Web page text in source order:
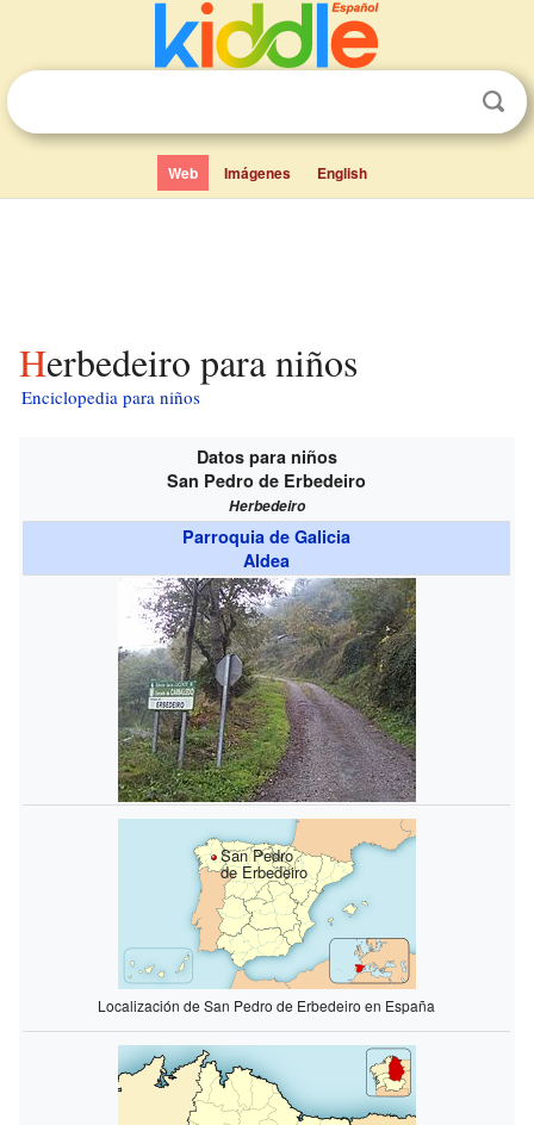
Web Imágenes English
Herbedeiro para niños
Enciclopedia para niños
Datos para niños
San Pedro de Erbedeiro
Herbedeiro
Parroquia de Galicia
Aldea
San Pedro
de Erbedeiro
Localización de San Pedro de Erbedeiro en España